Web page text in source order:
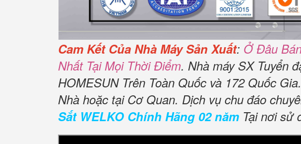
Cam Kết Của Nhà Máy Sản Xuất: Ở Đâu
Nhất Tại Mọi Thời Điểm. Nhà máy SX Tuyển
HOMESUN Trên Toàn Quốc và 172 Quốc
Nhà hoặc tại Cơ Quan. Dịch vụ chu đáo
Sắt WELKO Chính Hãng 02 năm Tại nơi sử